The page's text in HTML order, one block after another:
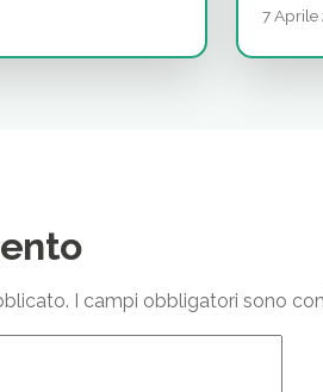
7 Aprile
I campi obbligatori sono